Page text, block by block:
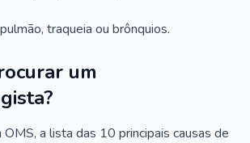
traqueia ou brônquios.
um
a lista das 10 principais causas de